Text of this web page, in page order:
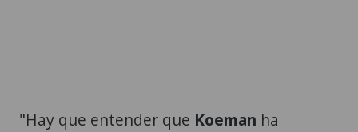
"Hay que entender que Koeman ha